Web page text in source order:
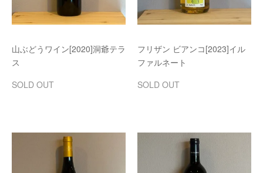
山ぶどうワイン[2020]洞爺テラ
ス
SOLD OUT
フリザン ビアンコ[2023]イル
ファルネート
SOLD OUT